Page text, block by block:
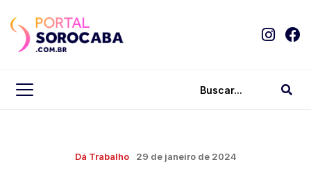
Dá Trabalho 29 de janeiro de 2024